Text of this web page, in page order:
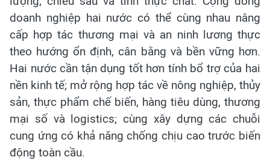
doanh nghiệp hai nước có thể cùng nhau nâng
cấp hợp tác thương mại và an ninh lương thực
theo hướng ổn định, cân bằng và bền vững hơn.
Hai nước cần tận dụng tốt hơn tính bổ trợ của hai
nền kinh tế; mở rộng hợp tác về nông nghiệp, thủy
sản, thực phẩm chế biến, hàng tiêu dùng, thương
mại số và logistics; cùng xây dựng các chuỗi
cung ứng có khả năng chống chịu cao trước biến
động toàn cầu.